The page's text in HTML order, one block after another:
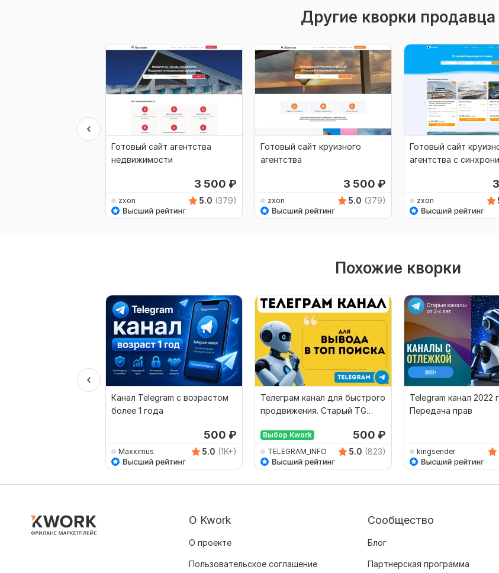
Другие кворки продавца
Готовый сайт агентства
недвижимости
3 500 ₽
zxon 5.0 (379)
Готовый сайт круизного
агентства
3 500 ₽
zxon 5.0 (379)
Готовый сайт
агентства с
zxon
Похожие кворки
Канал Telegram с возрастом
более 1 года
500 ₽
Maxximus 5.0 (1K+)
Телеграм канал для быстрого
продвижения. Старый TG
Выбор Kwork 500 ₽
TELEGRAM_INFO 5.0 (823)
Telegram канал 2022
Передача прав
kingsender
О Kwork
О проекте
Пользовательское соглашение
Сообщество
Блог
Партнерская программа